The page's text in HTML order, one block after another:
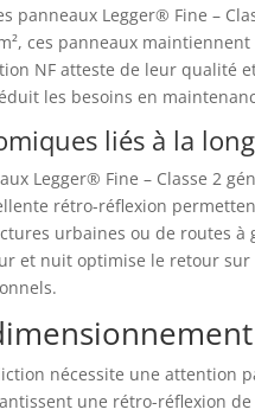
panneaux Legger® Fine –
ces panneaux
NF atteste de leur qualité
les besoins en
liés à la
Legger® Fine – Classe 2
rétro-réflexion
urbaines ou de routes à
et nuit optimise le retour
nécessite une attention
une rétro-réflexion